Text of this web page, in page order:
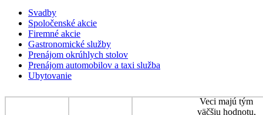
Svadby
Spoločenské akcie
Firemné akcie
Gastronomické služby
Prenájom okrúhlych stolov
Prenájom automobilov a taxi služba
Ubytovanie
Veci majú tým
väčšiu hodnotu,